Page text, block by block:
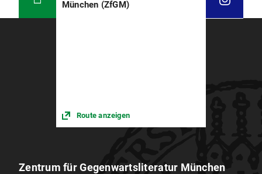
München (ZfGM)
Route anzeigen
Zentrum für Gegenwartsliteratur München